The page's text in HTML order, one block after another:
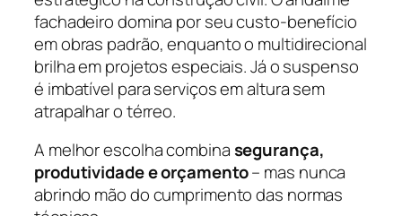
fachadeiro domina por seu custo-benefício
em obras padrão, enquanto o multidirecional
brilha em projetos especiais. Já o suspenso
é imbatível para serviços em altura sem
atrapalhar o térreo.
A melhor escolha combinasegurança,
produtividade e orçamento– mas nunca
abrindo mão do cumprimento das normas